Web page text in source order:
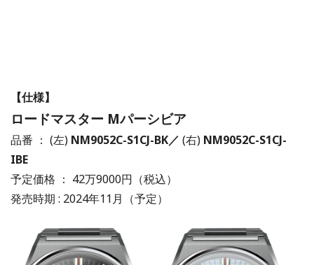
【仕様】
ロードマスター Mパーシビア
品番 ： (左) NM9052C-S1CJ-BK／ (右) NM9052C-S1CJ-
IBE
予定価格 ： 42万9000円（税込）
発売時期 : 2024年11月（予定）